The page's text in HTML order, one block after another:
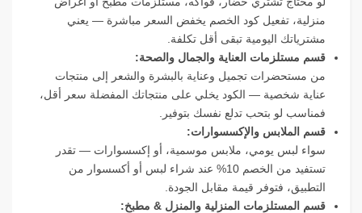
منزلية، تفعيل كود الخصم يخفض السعر مباشرة — يعني
مشترياتك اليومية تبقى أقل تكلفة.
قسم مستلزمات العناية والجمال والصحة:
من مستحضرات تجميل وعناية بالبشرة والشعر إلى منتجات
عناية شخصية — الكود يخلي على منتجاتك المفضلة سعر أقل،
فمناسب لو بتحب تدلع نفسك بتوفير.
قسم الملابس والإكسسوارات:
سواء لبس يومي، ملابس موسمية، أو إكسسوارات — تقدر
تستفيد من الخصم 10% عند شراء لبس أو أكسسوار من
التطبيق، فتوفر قيمة مقابل الجودة.
قسم المستلزمات المنزلية والمنزل & مطبخ: